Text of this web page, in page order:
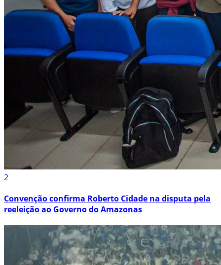
2
Convenção confirma Roberto Cidade na disputa pela
reeleição ao Governo do Amazonas